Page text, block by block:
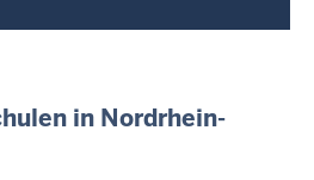
in Nordrhein-